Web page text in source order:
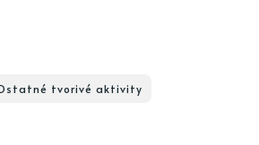
tvorivé aktivity